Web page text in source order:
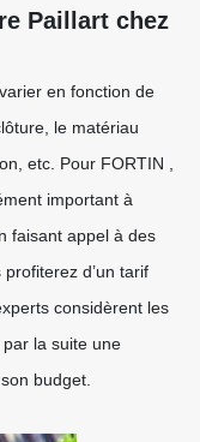
Paillart chez
en fonction de
le matériau
etc. Pour FORTIN ,
important à
faisant appel à des
d’un tarif
considèrent les
la suite une
budget.